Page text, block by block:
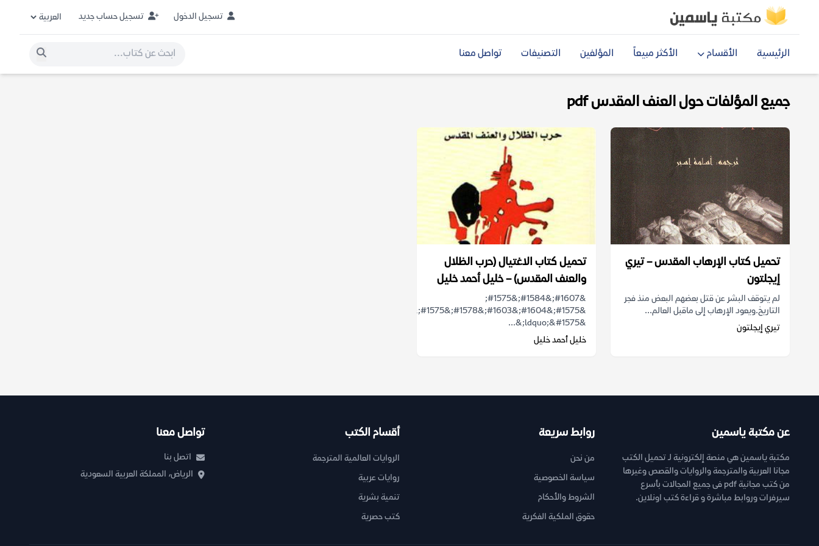
تسجيل الدخول تسجيل حساب جديد
الرئيسية الأقسام الأكثر مبيعاً المؤلفين التصنيفات تواصل معنا
جميع المؤلفات حول العنف المقدس pdf
تحميل كتاب الإرهاب المقدس – تيري
إيجلتون
لم يتوقف البشر عن قتل بعضهم البعض منذ فجر
التاريخ.ويعود الإرهاب إلى ماقبل العالم...
تيري إيجلتون
تحميل كتاب الاغتيال (حرب الظلال
والعنف المقدس) – خليل أحمد خليل
&#1607;&#1584;&#1575;
&ldquo;&#1575;&...
خليل أحمد خليل
عن مكتبة ياسمين
مكتبة ياسمين هي منصة إلكترونية لـ تحميل الكتب
مجانا العربية والمترجمة والروايات والقصص وغيرها
من كتب مجانية pdf فى جميع المجالات بأسرع
سيرفرات وروابط مباشرة و قراءة كتب اونلاين.
روابط سريعة
من نحن
سياسة الخصوصية
الشروط والأحكام
حقوق الملكية الفكرية
أقسام الكتب
الروايات العالمية المترجمة
روايات عربية
تنمية بشرية
كتب حصرية
تواصل معنا
اتصل بنا
الرياض، المملكة العربية السعودية